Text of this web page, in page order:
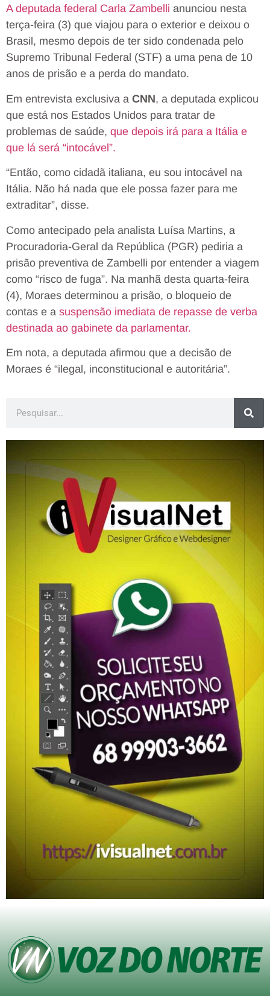
A deputada federal Carla Zambelli anunciou nesta
terça-feira (3) que viajou para o exterior e deixou o
Brasil, mesmo depois de ter sido condenada pelo
Supremo Tribunal Federal (STF) a uma pena de 10
anos de prisão e a perda do mandato.
Em entrevista exclusiva a CNN, a deputada explicou
que está nos Estados Unidos para tratar de
problemas de saúde, que depois irá para a Itália e
que lá será “intocável”.
“Então, como cidadã italiana, eu sou intocável na
Itália. Não há nada que ele possa fazer para me
extraditar”, disse.
Como antecipado pela analista Luísa Martins, a
Procuradoria-Geral da República (PGR) pediria a
prisão preventiva de Zambelli por entender a viagem
como “risco de fuga”. Na manhã desta quarta-feira
(4), Moraes determinou a prisão, o bloqueio de
contas e a suspensão imediata de repasse de verba
destinada ao gabinete da parlamentar.
Em nota, a deputada afirmou que a decisão de
Moraes é “ilegal, inconstitucional e autoritária”.